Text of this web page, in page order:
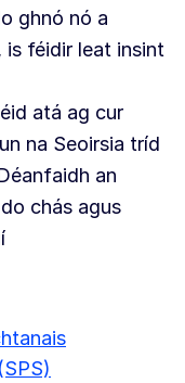
ghnó nó a
is féidir leat insint
atá ag cur
na Seoirsia tríd
an
chás agus